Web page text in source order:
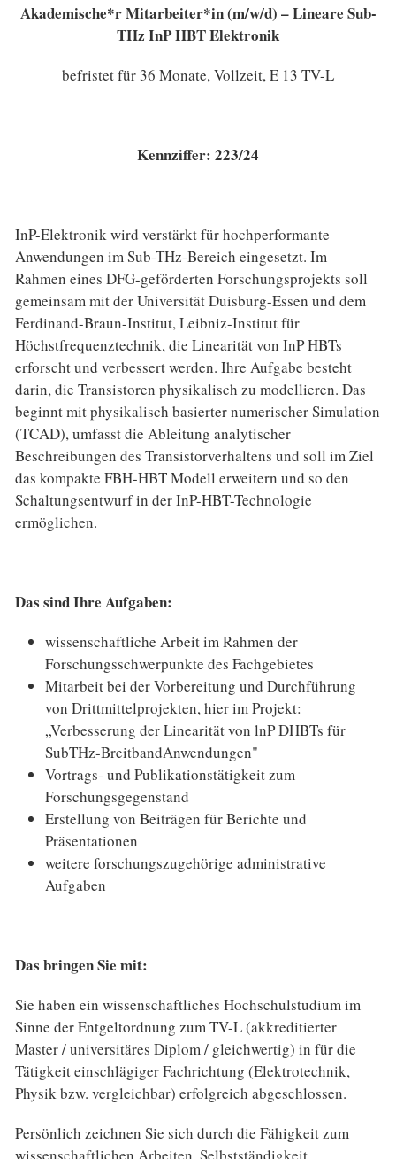
Akademische*r Mitarbeiter*in (m/w/d) – Lineare Sub-
THz InP HBT Elektronik
befristet für 36 Monate,Vollzeit, E 13 TV-L
Kennziffer: 223/24
InP-Elektronik wird verstärkt für hochperformante
Anwendungen im Sub-THz-Bereich eingesetzt. Im
Rahmen eines DFG-geförderten Forschungsprojekts soll
gemeinsam mit der Universität Duisburg-Essen und dem
Ferdinand-Braun-Institut, Leibniz-Institut für
Höchstfrequenztechnik, die Linearität von InP HBTs
erforscht und verbessert werden. Ihre Aufgabe besteht
darin, die Transistoren physikalisch zu modellieren. Das
beginnt mit physikalisch basierter numerischer Simulation
(TCAD), umfasst die Ableitung analytischer
Beschreibungen des Transistorverhaltens und soll im Ziel
das kompakte FBH-HBT Modell erweitern und so den
Schaltungsentwurf in der InP-HBT-Technologie
ermöglichen.
Das sind Ihre Aufgaben:
wissenschaftliche Arbeit im Rahmen der
Forschungsschwerpunkte des Fachgebietes
Mitarbeit bei der Vorbereitung und Durchführung
von Drittmittelprojekten, hier im Projekt:
„Verbesserung der Linearität von lnP DHBTs für
SubTHz-Breitband­Anwendungen"
Vortrags- und Publikationstätigkeit zum
Forschungsgegenstand
Erstellung von Beiträgen für Berichte und
Präsentationen
weitere forschungszugehörige administrative
Aufgaben
Das bringen Sie mit:
Sie haben ein wissenschaftliches Hochschulstudium im
Sinne der Entgeltordnung zum TV-L (akkreditierter
Master / universitäres Diplom / gleichwertig) in für die
Tätigkeit einschlägiger Fachrichtung (Elektrotechnik,
Physik bzw. vergleichbar) erfolgreich abgeschlossen.
Persönlich zeichnen Sie sich durch die Fähigkeit zum
wissenschaftlichen Arbeiten, Selbstständigkeit,